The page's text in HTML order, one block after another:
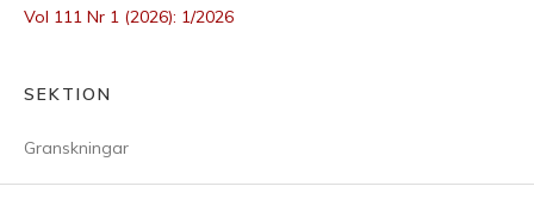
Vol 111 Nr 1 (2026): 1/2026
SEKTION
Granskningar